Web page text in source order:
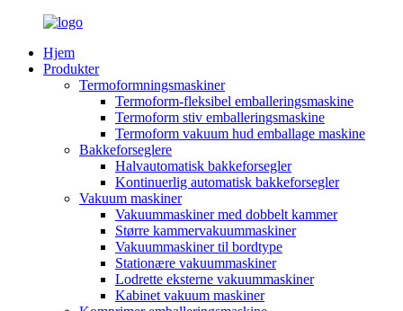
Hjem
Produkter
Termoformningsmaskiner
Termoform-fleksibel emballeringsmaskine
Termoform stiv emballeringsmaskine
Termoform vakuum hud emballage maskine
Bakkeforseglere
Halvautomatisk bakkeforsegler
Kontinuerlig automatisk bakkeforsegler
Vakuum maskiner
Vakuummaskiner med dobbelt kammer
Større kammervakuummaskiner
Vakuummaskiner til bordtype
Stationære vakuummaskiner
Lodrette eksterne vakuummaskiner
Kabinet vakuum maskiner